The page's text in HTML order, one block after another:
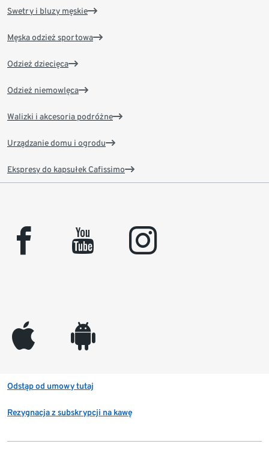
Swetry i bluzy męskie
Męska odzież sportowa
Odzież dziecięca
Odzież niemowlęca
Walizki i akcesoria podróżne
Urządzanie domu i ogrodu
Ekspresy do kapsułek Cafissimo
facebook youtube instagram
appleinc android
Odstąp od umowy tutaj
Rezygnacja z subskrypcji na kawę